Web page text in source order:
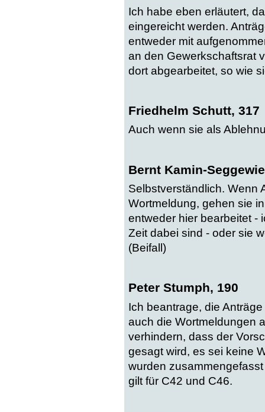
Ich habe eben erläutert,
eingereicht werden.
entweder mit
an den Gewerkschaftsrat
dort abgearbeitet, so wie
Friedhelm Schutt, 317
Auch wenn sie als
Bernt Kamin-
Selbstverständlich. Wenn
Wortmeldung, gehen sie
entweder hier bearbeitet -
Zeit dabei sind - oder sie
(Beifall)
Peter Stumph, 190
Ich beantrage, die
auch die Wortmeldungen
verhindern, dass der
gesagt wird, es sei keine
wurden
gilt für C42 und C46.